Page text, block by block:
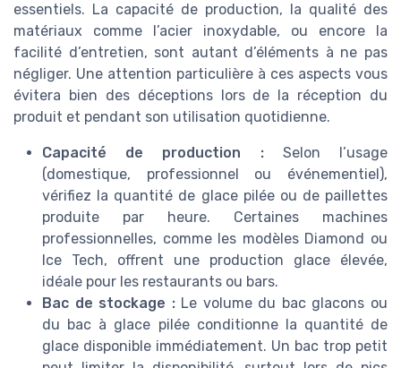
essentiels. La capacité de production, la qualité des
matériaux comme l’acier inoxydable, ou encore la
facilité d’entretien, sont autant d’éléments à ne pas
négliger. Une attention particulière à ces aspects vous
évitera bien des déceptions lors de la réception du
produit et pendant son utilisation quotidienne.
Capacité de production :Selon l’usage
(domestique, professionnel ou événementiel),
vérifiez la quantité de glace pilée ou de paillettes
produite par heure. Certaines machines
professionnelles, comme les modèles Diamond ou
Ice Tech, offrent une production glace élevée,
idéale pour les restaurants ou bars.
Bac de stockage :Le volume du bac glacons ou
du bac à glace pilée conditionne la quantité de
glace disponible immédiatement. Un bac trop petit